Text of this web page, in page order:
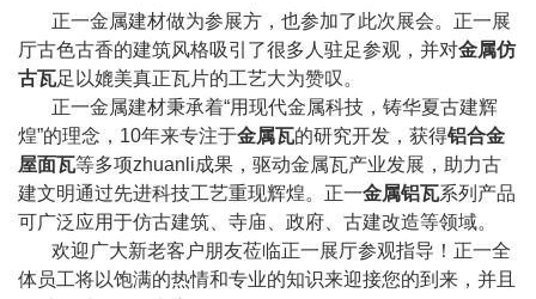
正一金属建材做为参展方，也参加了此次展会。正一展
厅古色古香的建筑风格吸引了很多人驻足参观，并对金属仿
古瓦足以媲美真正瓦片的工艺大为赞叹。
正一金属建材秉承着“用现代金属科技，铸华夏古建辉
煌”的理念，10年来专注于金属瓦的研究开发，获得铝合金
屋面瓦等多项zhuanli成果，驱动金属瓦产业发展，助力古
建文明通过先进科技工艺重现辉煌。正一金属铝瓦系列产品
可广泛应用于仿古建筑、寺庙、政府、古建改造等领域。
欢迎广大新老客户朋友莅临正一展厅参观指导！正一全
体员工将以饱满的热情和专业的知识来迎接您的到来，并且